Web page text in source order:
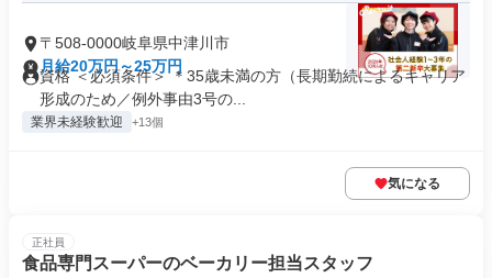
〒508-0000岐阜県中津川市
月給20万円～25万円
資格 ＜必須条件＞ ＊35歳未満の方（長期勤続によるキャリア
形成のため／例外事由3号の...
業界未経験歓迎 +13個
気になる
正社員
食品専門スーパーのベーカリー担当スタッフ